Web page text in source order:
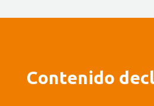
Contenido